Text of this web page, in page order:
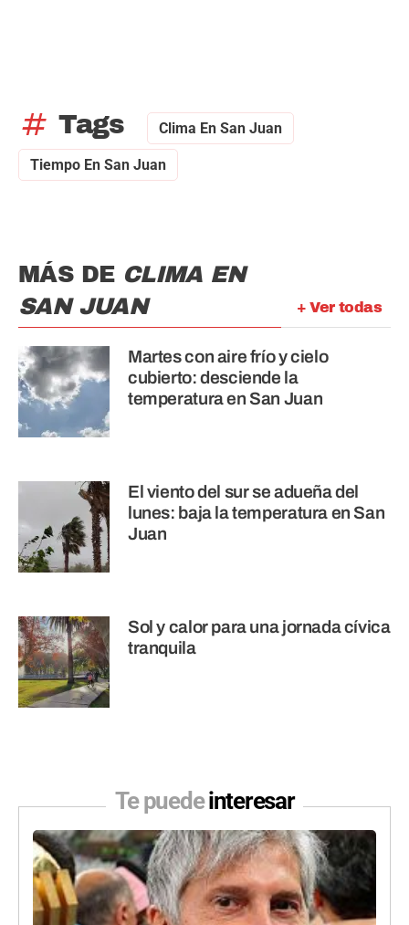
tag Tags Clima En San Juan
Tiempo En San Juan
+ Ver todas
MÁS DE CLIMA EN
SAN JUAN
Martes con aire frío y cielo
cubierto: desciende la
temperatura en San Juan
El viento del sur se adueña del
lunes: baja la temperatura en San
Juan
Sol y calor para una jornada cívica
tranquila
Te puedeinteresar